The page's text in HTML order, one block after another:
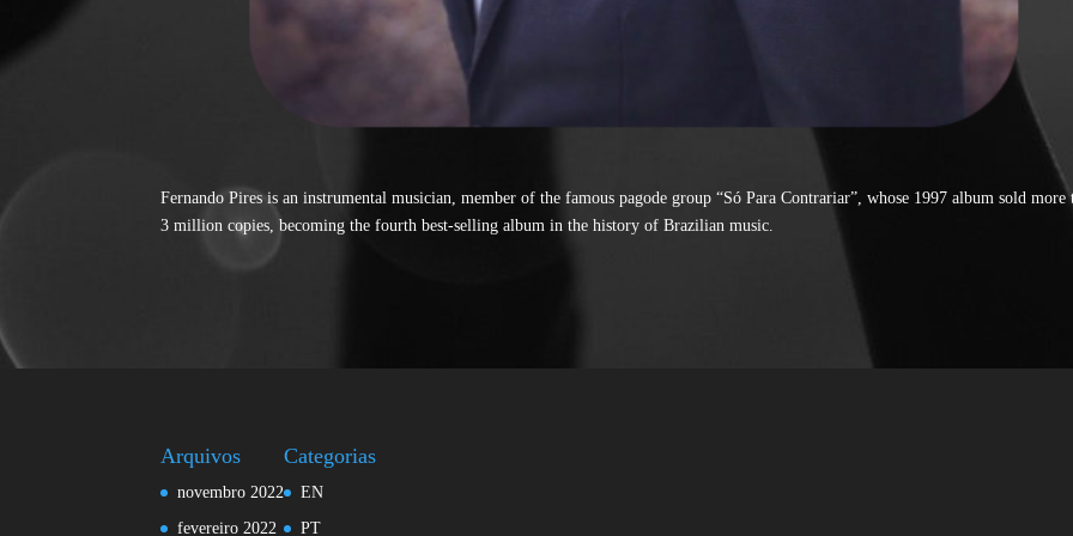
Fernando Pires is an instrumental musician, member of the famous pagode group “Só Para Contrariar”, whose 1997 album sold more
3 million copies, becoming the fourth best-selling album in the history of Brazilian music.
Arquivos
novembro 2022
fevereiro 2022
Categorias
EN
PT